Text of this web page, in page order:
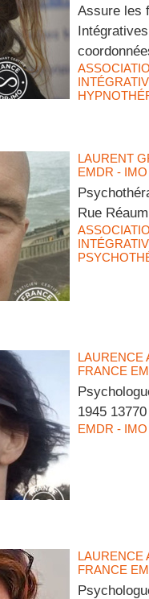
Assure les
LAURENT
EMDR -
Rue
LAURENCE
FRANCE
1945
EMDR -
LAURENCE
FRANCE